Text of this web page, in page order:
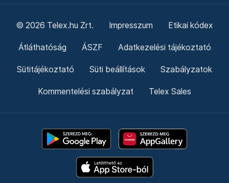
© 2026 Telex.hu Zrt. Impresszum Etikai kódex
Átláthatóság ÁSZF Adatkezelési tájékoztató
Sütitájékoztató Süti beállítások Szabályzatok
Kommentelési szabályzat Telex Sales